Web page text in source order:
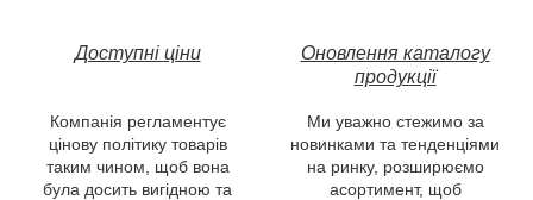
Доступні ціни
Оновлення каталогу
продукції
Компанія регламентує
цінову політику товарів
таким чином, щоб вона
була досить вигідною та
Ми уважно стежимо за
новинками та тенденціями
на ринку, розширюємо
асортимент, щоб